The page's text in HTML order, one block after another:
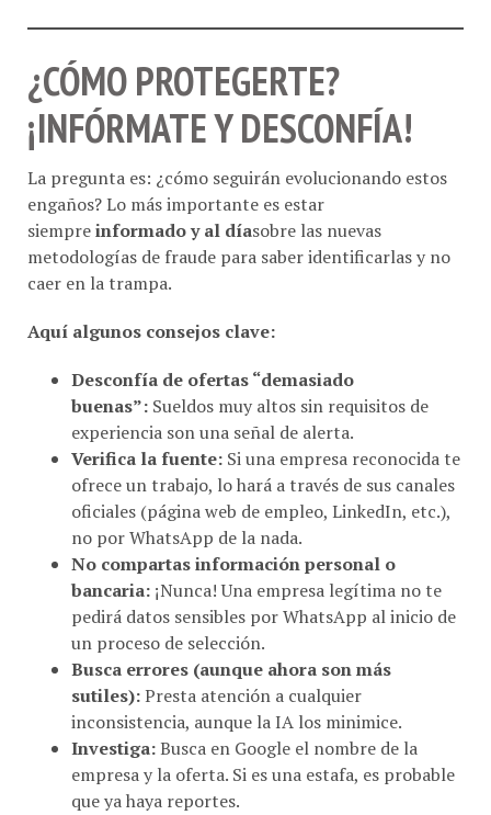
¿CÓMO PROTEGERTE?
¡INFÓRMATE Y DESCONFÍA!
La pregunta es: ¿cómo seguirán evolucionando estos
engaños? Lo más importante es estar
siempreinformado y al díasobre las nuevas
metodologías de fraude para saber identificarlas y no
caer en la trampa.
Aquí algunos consejos clave:
Desconfía de ofertas “demasiado
buenas”: Sueldos muy altos sin requisitos de
experiencia son una señal de alerta.
Verifica la fuente: Si una empresa reconocida te
ofrece un trabajo, lo hará a través de sus canales
oficiales (página web de empleo, LinkedIn, etc.),
no por WhatsApp de la nada.
No compartas información personal o
bancaria: ¡Nunca! Una empresa legítima no te
pedirá datos sensibles por WhatsApp al inicio de
un proceso de selección.
Busca errores (aunque ahora son más
sutiles):Presta atención a cualquier
inconsistencia, aunque la IA los minimice.
Investiga:Busca en Google el nombre de la
empresa y la oferta. Si es una estafa, es probable
que ya haya reportes.